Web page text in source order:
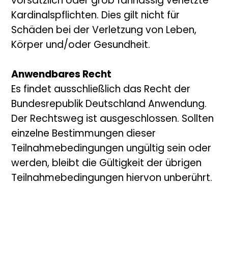
Kardinalspflichten. Dies gilt nicht für
Schäden bei der Verletzung von Leben,
Körper und/oder Gesundheit.
Anwendbares Recht
Es findet ausschließlich das Recht der
Bundesrepublik Deutschland Anwendung.
Der Rechtsweg ist ausgeschlossen. Sollten
einzelne Bestimmungen dieser
Teilnahmebedingungen ungültig sein oder
werden, bleibt die Gültigkeit der übrigen
Teilnahmebedingungen hiervon unberührt.